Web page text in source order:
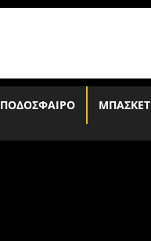
ΠΟΔΟΣΦΑΙΡΟ ΜΠΑΣΚΕΤ